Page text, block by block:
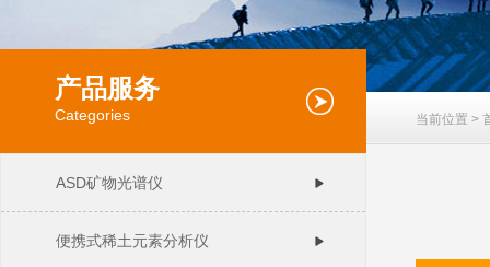
产品服务
Categories
ASD矿物光谱仪
便携式稀土元素分析仪
当前位置 >